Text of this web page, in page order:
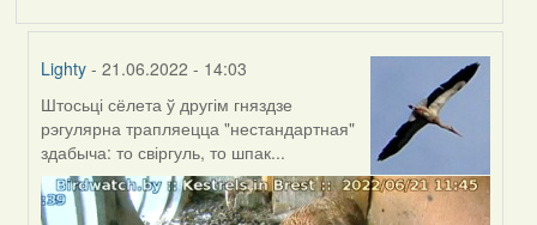
Lighty - 21.06.2022 - 14:03
In
reply
to
by
ZNR
Штосьці сёлета ў другім гняздзе
рэгулярна трапляецца "нестандартная"
здабыча: то свіргуль, то шпак...